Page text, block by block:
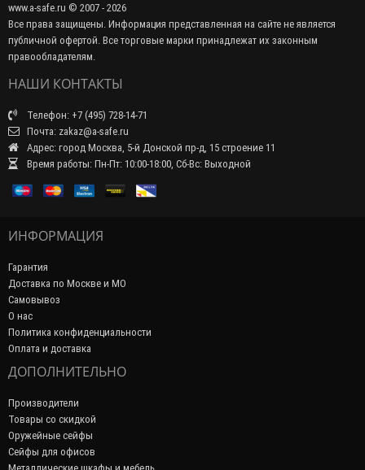
www.a-safe.ru © 2007 - 2026
Все права защищены. Информация представленная на сайте не является
публичной офертой. Все торговые марки принадлежат их законным
правообладателям.
НАШИ КОНТАКТЫ
Телефон: +7 (495) 728-14-71
Почта: zakaz@a-safe.ru
Адрес: город Москва, 5-й Донской пр-д, 15 строение 11
Время работы: Пн-Пт: 10:00-18:00, Сб-Вс: Выходной
ИНФОРМАЦИЯ
Гарантия
Доставка по Москве и МО
Самовывоз
О нас
Политика конфиденциальности
Оплата и доставка
ДОПОЛНИТЕЛЬНО
Производители
Товары со скидкой
Оружейные сейфы
Сейфы для офисов